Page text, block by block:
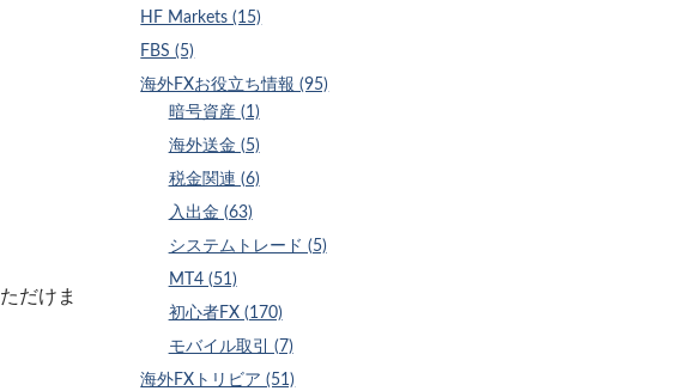
だけま
HF Markets (15)
FBS (5)
海外FXお役立ち情報 (95)
暗号資産 (1)
海外送金 (5)
税金関連 (6)
入出金 (63)
システムトレード (5)
MT4 (51)
初心者FX (170)
モバイル取引 (7)
海外FXトリビア (51)